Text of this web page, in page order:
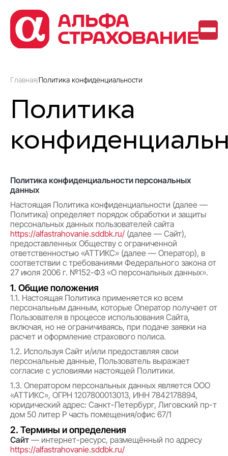
Главная/Политика конфиденциальности
Политика
Политика конфиденциальности персональных
данных
Настоящая Политика конфиденциальности (далее —
Политика) определяет порядок обработки и защиты
персональных данных пользователей сайта
https://alfastrahovanie.sddbk.ru/ (далее — Сайт),
предоставленных Обществу с ограниченной
ответственностью «АТТИКС» (далее — Оператор), в
соответствии с требованиями Федерального закона от
27 июля 2006 г. №152-ФЗ «О персональных данных».
1. Общие положения
1.1. Настоящая Политика применяется ко всем
персональным данным, которые Оператор получает от
Пользователя в процессе использования Сайта,
включая, но не ограничиваясь, при подаче заявки на
расчет и оформление страхового полиса.
1.2. Используя Сайт и/или предоставляя свои
персональные данные, Пользователь выражает
согласие с условиями настоящей Политики.
1.3. Оператором персональных данных является ООО
«АТТИКС», ОГРН 1207800013013, ИНН 7842178894,
юридический адрес: Санкт-Петербург, Лиговский пр-т
дом 50 литер Р часть помещения/офис 67/1
2. Термины и определения
Сайт — интернет-ресурс, размещённый по адресу
https://alfastrahovanie.sddbk.ru/